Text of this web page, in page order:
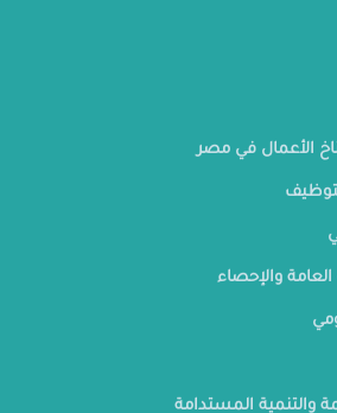
الأعمال في مصر
العامة والإحصاء
والتنمية المستدامة